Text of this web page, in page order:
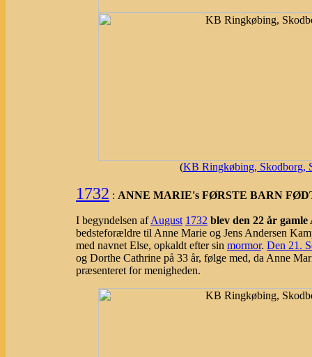
(KB Ringkøbing, Skodborg,
1732 : ANNE MARIE's FØRSTE BARN
I begyndelsen afAugust 1732 blev den 22 år
bedsteforældre til Anne Marie og Jens Andersen
med navnet Else, opkaldt efter sin mormor. Den 21.
og Dorthe Cathrine på 33 år, følge med, da Anne
præsenteret for menigheden.